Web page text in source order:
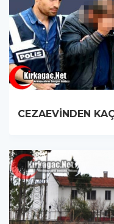
CEZAEVİNDEN